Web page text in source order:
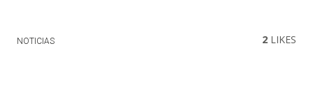
NOTICIAS 2 LIKES